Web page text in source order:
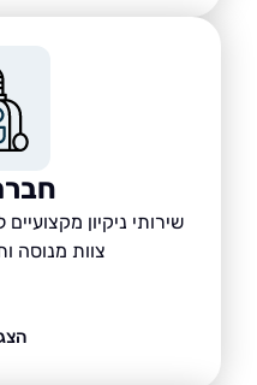
חברת
שירותי ניקיון מקצועיים
צוות מנוסה ותוצאות